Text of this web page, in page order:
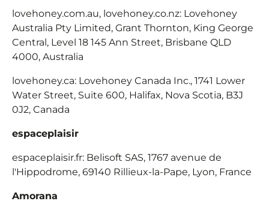
lovehoney.com.au, lovehoney.co.nz: Lovehoney
Australia Pty Limited, Grant Thornton, King George
Central, Level 18 145 Ann Street, Brisbane QLD
4000, Australia
lovehoney.ca: Lovehoney Canada Inc., 1741 Lower
Water Street, Suite 600, Halifax, Nova Scotia, B3J
0J2, Canada
espaceplaisir
espaceplaisir.fr: Belisoft SAS, 1767 avenue de
l'Hippodrome, 69140 Rillieux-la-Pape, Lyon, France
Amorana